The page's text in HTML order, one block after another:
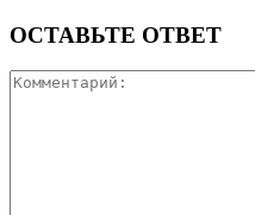
ОСТАВЬТЕ ОТВЕТ